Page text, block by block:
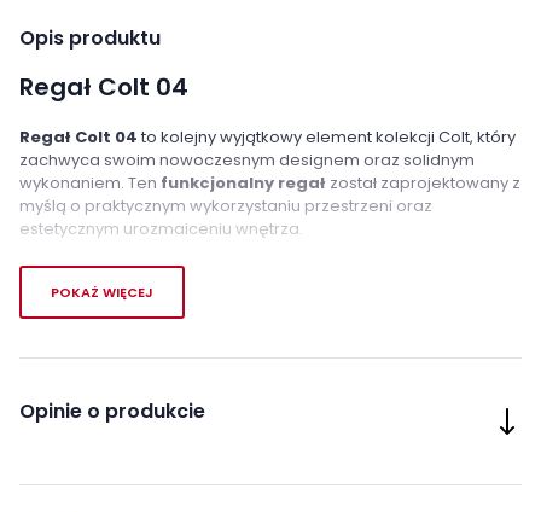
Opis produktu
Regał Colt 04
Regał Colt 04 to kolejny wyjątkowy element kolekcji Colt, który
zachwyca swoim nowoczesnym designem oraz solidnym
wykonaniem. Ten funkcjonalny regał został zaprojektowany z
myślą o praktycznym wykorzystaniu przestrzeni oraz
estetycznym urozmaiceniu wnętrza.
Otwarte półki regału
ulubionych książek, dekoracji czy przedmiotów
kolekcjonerskich, nadając pomieszczeniu lekkości i
który wnosi do wnętrza nowoczesny i wyjątkowy akcent. Jest to
POKAŻ WIĘCEJ
Opinie o produkcie